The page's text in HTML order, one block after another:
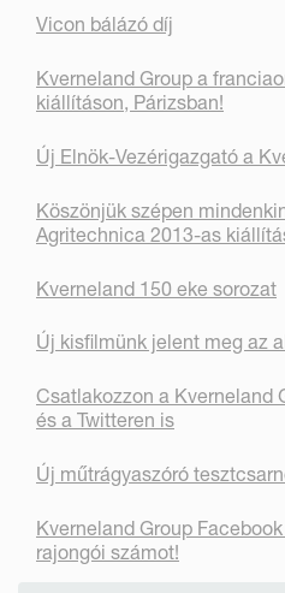
Vicon bálázó díj
Kverneland Group a
kiállításon, Párizsban!
Új Elnök-Vezérigazgató a
Köszönjük szépen
Agritechnica 2013-as
Kverneland 150 eke sorozat
Új kisfilmünk jelent meg az
Csatlakozzon a Kverneland
és a Twitteren is
Új műtrágyaszóró
Kverneland Group
rajongói számot!